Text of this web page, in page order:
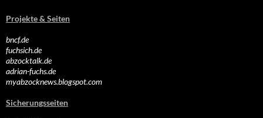
Projekte & Seiten
bncf.de
fuchsich.de
abzocktalk.de
adrian-fuchs.de
myabzocknews.blogspot.com
Sicherungsseiten